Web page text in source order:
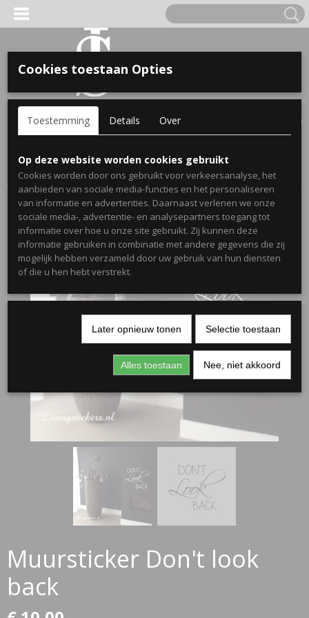
Inloggen Registreren
(0)
Home >Webshop>Stickers>Muurstickers Woonkamer
Muursticker Don't look back
Muursticker Don't look
back
VOOR KINDEREN
OPA & OMA.
NAAM EN GEBOORTEJAAR
Cookies toestaan Opties
Toestemming Details Over
Op deze website worden cookies gebruikt
Cookies worden door ons gebruikt voor verkeersanalyse, het
aanbieden van sociale media-functies en het personaliseren
van informatie en advertenties. Daarnaast verlenen we onze
sociale media-, advertentie- en analysepartners toegang tot
informatie over hoe u onze site gebruikt. Zij kunnen deze
informatie gebruiken in combinatie met andere gegevens die zij
mogelijk hebben verzameld door uw gebruik van hun diensten
of die u hen hebt verstrekt.
Later opnieuw tonen Selectie toestaan
Alles toestaan Nee, niet akkoord